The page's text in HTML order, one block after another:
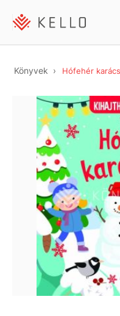
Könyvek Hófehér